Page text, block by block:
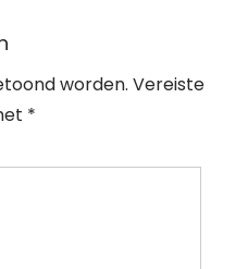
worden. Vereiste
*